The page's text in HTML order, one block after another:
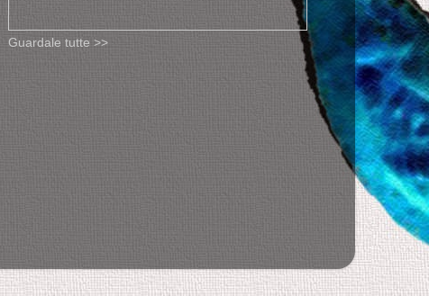
Guardale tutte >>